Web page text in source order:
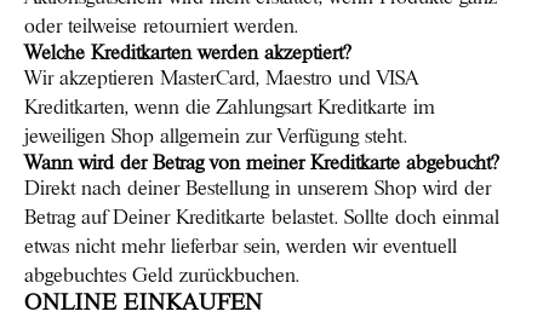
oder teilweise retourniert werden.
Welche Kreditkarten werden akzeptiert?
Wir akzeptieren MasterCard, Maestro und VISA
Kreditkarten, wenn die Zahlungsart Kreditkarte im
jeweiligen Shop allgemein zur Verfügung steht.
Wann wird der Betrag von meiner Kreditkarte abgebucht?
Direkt nach deiner Bestellung in unserem Shop wird der
Betrag auf Deiner Kreditkarte belastet. Sollte doch einmal
etwas nicht mehr lieferbar sein, werden wir eventuell
abgebuchtes Geld zurückbuchen.
ONLINE EINKAUFEN